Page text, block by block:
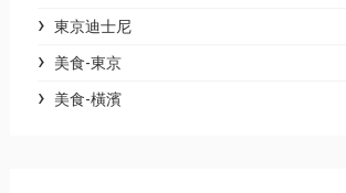
東京迪士尼
美食-東京
美食-橫濱